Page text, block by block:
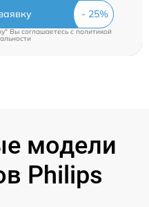
Вы соглашаетесь c политикой
модели
Philips